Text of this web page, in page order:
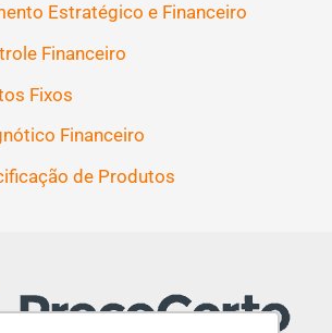
Estratégico e Financeiro
Financeiro
Fixos
Financeiro
de Produtos